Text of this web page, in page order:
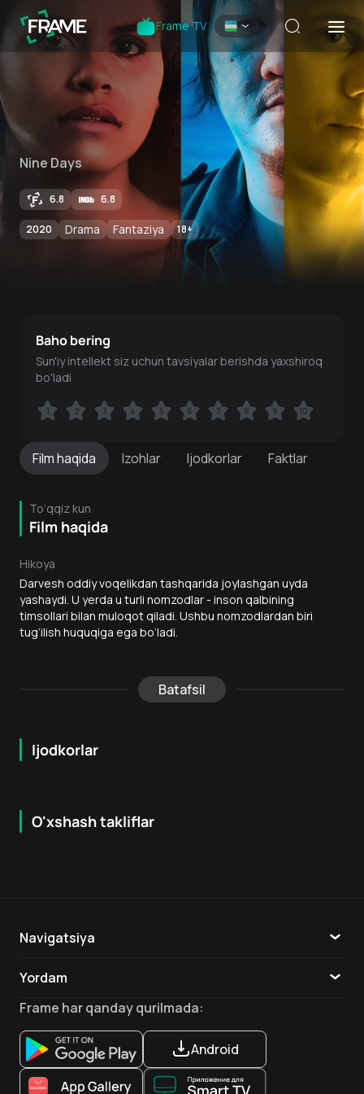
Frame TV
Nine Days
6.8 6.8
2020 Drama Fantaziya 18+
Filmhaqida Izohlar Ijodkorlar Faktlar
To‘qqiz kun
Film haqida
Hikoya
Darvesh oddiy voqelikdan tashqarida joylashgan uyda
yashaydi. U yerda u turli nomzodlar - inson qalbining
timsollari bilan muloqot qiladi. Ushbu nomzodlardan biri
tug‘ilish huquqiga ega bo‘ladi.
Batafsil
Ijodkorlar
Baho bering
Sun'iy intellekt siz uchun tavsiyalar berishda yaxshiroq
bo'ladi
1 2 3 4 5 6 7 8 9 10
1 2 3 4 5 6 7 8 9 10
O'xshash takliflar
16 + 7.9
Navigatsiya
Yordam
Aloqa
Ilovalar
Frame har qanday qurilmada:
Android